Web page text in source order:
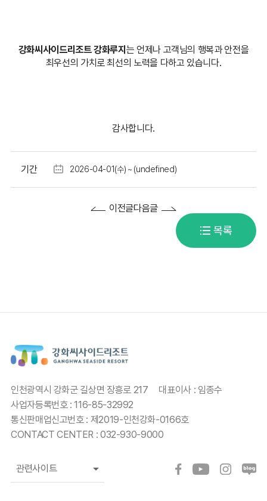
강화씨사이드리조트 강화루지 는 언제나 고객님의 행복과 안전을
최우선의 가치로 최선의 노력을 다하고 있습니다.
감사합니다.
기간 2026-04-01(수) ~ (undefined)
이전글다음글
목록
인천광역시 강화군 길상면 장흥로 217
대표이사 : 임종수
사업자등록번호 : 116-85-32992
통신판매업신고번호 : 제2019-인천강화-0166호
CONTACT CENTER : 032-930-9000